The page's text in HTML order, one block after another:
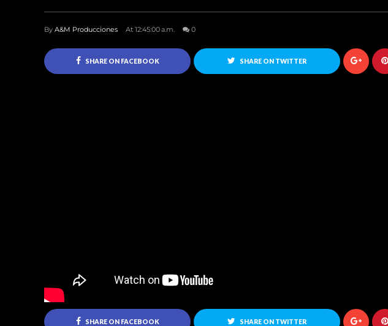
By A&M Producciones At 12:45:00 a.m. 0
SHARE ON FACEBOOK SHARE ON TWITTER
SHARE ON FACEBOOK SHARE ON TWITTER